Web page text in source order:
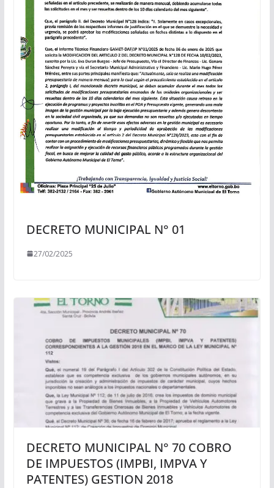
DECRETO MUNICIPAL N° 01
27/02/2025
DECRETO MUNICIPAL N° 70 COBRO
DE IMPUESTOS (IMPBI, IMPVA Y
PATENTES) GESTION 2018